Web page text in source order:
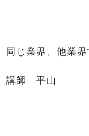
同じ業界、他業
講師 平山